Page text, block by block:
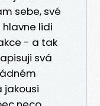
sebe, své
hlavne lidi
- a tak
svá
jakousi